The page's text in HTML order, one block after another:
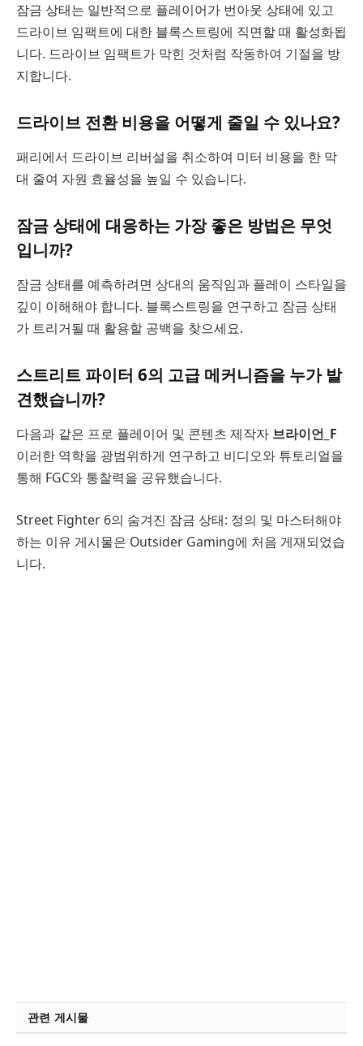
잠금 상태는 일반적으로 플레이어가 번아웃 상태에 있고
드라이브 임팩트에 대한 블록스트링에 직면할 때 활성화됩
니다. 드라이브 임팩트가 막힌 것처럼 작동하여 기절을 방
지합니다.
드라이브 전환 비용을 어떻게 줄일 수 있나요?
패리에서 드라이브 리버설을 취소하여 미터 비용을 한 막
대 줄여 자원 효율성을 높일 수 있습니다.
잠금 상태에 대응하는 가장 좋은 방법은 무엇
입니까?
잠금 상태를 예측하려면 상대의 움직임과 플레이 스타일을
깊이 이해해야 합니다. 블록스트링을 연구하고 잠금 상태
가 트리거될 때 활용할 공백을 찾으세요.
스트리트 파이터 6의 고급 메커니즘을 누가 발
견했습니까?
다음과 같은 프로 플레이어 및 콘텐츠 제작자 브라이언_F
이러한 역학을 광범위하게 연구하고 비디오와 튜토리얼을
통해 FGC와 통찰력을 공유했습니다.
Street Fighter 6의 숨겨진 잠금 상태: 정의 및 마스터해야
하는 이유 게시물은 Outsider Gaming에 처음 게재되었습
니다.
관련 게시물